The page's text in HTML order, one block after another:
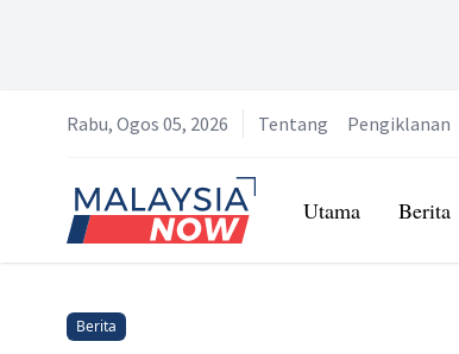
Rabu, Ogos 05, 2026 Tentang Pengiklanan
Home
Utama Berita
Berita